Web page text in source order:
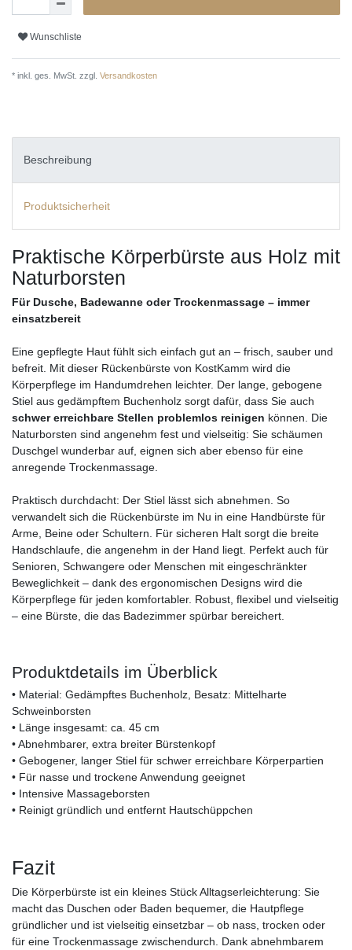
Wunschliste
* inkl. ges. MwSt. zzgl. Versandkosten
Beschreibung
Produktsicherheit
Praktische Körperbürste aus Holz mit
Naturborsten
Für Dusche, Badewanne oder Trockenmassage – immer
einsatzbereit
Eine gepflegte Haut fühlt sich einfach gut an – frisch, sauber und
befreit. Mit dieser Rückenbürste von KostKamm wird die
Körperpflege im Handumdrehen leichter. Der lange, gebogene
Stiel aus gedämpftem Buchenholz sorgt dafür, dass Sie auch
schwer erreichbare Stellen problemlos reinigen können. Die
Naturborsten sind angenehm fest und vielseitig: Sie schäumen
Duschgel wunderbar auf, eignen sich aber ebenso für eine
anregende Trockenmassage.
Praktisch durchdacht: Der Stiel lässt sich abnehmen. So
verwandelt sich die Rückenbürste im Nu in eine Handbürste für
Arme, Beine oder Schultern. Für sicheren Halt sorgt die breite
Handschlaufe, die angenehm in der Hand liegt. Perfekt auch für
Senioren, Schwangere oder Menschen mit eingeschränkter
Beweglichkeit – dank des ergonomischen Designs wird die
Körperpflege für jeden komfortabler. Robust, flexibel und vielseitig
– eine Bürste, die das Badezimmer spürbar bereichert.
Produktdetails im Überblick
• Material: Gedämpftes Buchenholz, Besatz: Mittelharte
Schweinborsten
• Länge insgesamt: ca. 45 cm
• Abnehmbarer, extra breiter Bürstenkopf
• Gebogener, langer Stiel für schwer erreichbare Körperpartien
• Für nasse und trockene Anwendung geeignet
• Intensive Massageborsten
• Reinigt gründlich und entfernt Hautschüppchen
Fazit
Die Körperbürste ist ein kleines Stück Alltagserleichterung: Sie
macht das Duschen oder Baden bequemer, die Hautpflege
gründlicher und ist vielseitig einsetzbar – ob nass, trocken oder
für eine Trockenmassage zwischendurch. Dank abnehmbarem